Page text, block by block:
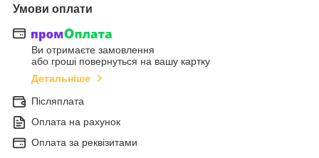
Умови оплати
Ви отримаєте замовлення
або гроші повернуться на вашу картку
Детальніше
Післяплата
Оплата на рахунок
Оплата за реквізитами